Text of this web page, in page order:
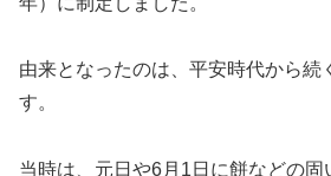
由来となったのは、平安時代から続
す。
当時は、元日や6月1日に餅などの